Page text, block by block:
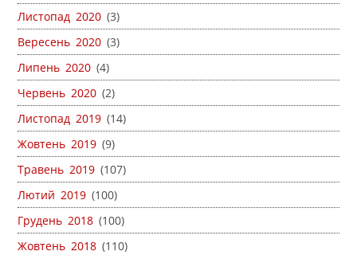
Листопад 2020 (3)
Вересень 2020 (3)
Липень 2020 (4)
Червень 2020 (2)
Листопад 2019 (14)
Жовтень 2019 (9)
Травень 2019 (107)
Лютий 2019 (100)
Грудень 2018 (100)
Жовтень 2018 (110)